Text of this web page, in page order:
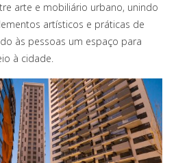
arte e mobiliário urbano, unindo
artísticos e práticas de
às pessoas um espaço para
à cidade.